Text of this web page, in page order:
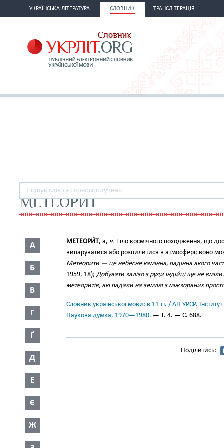
УКРАЇНСЬКА ЛІТЕРАТУРА СЛОВНИК ТРАНСЛІТЕРАЦІЯ
МЕТЕОРИТ
А
Б
В
Г
Ґ
Д
Е
Є
Ж
МЕТЕОРИ́Т, а, ч. Тіло космічного походження, що
випаруватися або розпилитися в атмосфері; воно
Метеорити — це небесне каміння, падіння якого
1959, 18);Добувати залізо з руди індійці ще не
метеоритів, які падали на землю з міжзоряних
Словник української мови: в 11 тт. / АН УРСР.
Наукова думка, 1970—1980. — Т. 4. — С. 688.
Поділитись: